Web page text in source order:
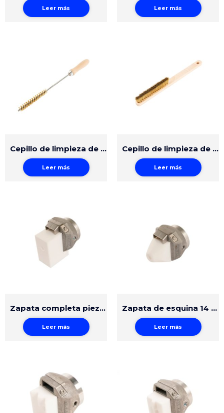
Leer más Leer más
Cepillo de limpieza de latón cilíndrico 15mm
Leer más
Cepillo de limpieza de latón
Leer más
Zapata completa pieza lisa 45 x 30 x 54 mm
Leer más
Zapata de esquina 14 mm
Leer más